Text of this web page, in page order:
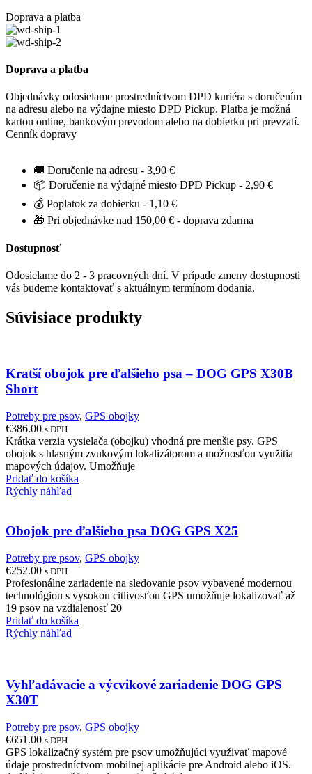
Doprava a platba
Doprava a platba
Objednávky odosielame prostredníctvom DPD kuriéra s doručením
na adresu alebo na výdajne miesto DPD Pickup. Platba je možná
kartou online, bankovým prevodom alebo na dobierku pri prevzatí.
Cenník dopravy
🚚 Doručenie na adresu - 3,90 €
📦 Doručenie na výdajné miesto DPD Pickup - 2,90 €
💰 Poplatok za dobierku - 1,10 €
🎁 Pri objednávke nad 150,00 € - doprava zdarma
Dostupnosť
Odosielame do 2 - 3 pracovných dní. V prípade zmeny dostupnosti
vás budeme kontaktovať s aktuálnym termínom dodania.
Súvisiace produkty
Kratší obojok pre ďalšieho psa – DOG GPS X30B
Short
Potreby pre psov, GPS obojky
€386.00 s DPH
Krátka verzia vysielača (obojku) vhodná pre menšie psy. GPS
obojok s hlasným zvukovým lokalizátorom a možnosťou využitia
mapových údajov. Umožňuje
Pridať do košíka
Rýchly náhľad
Obojok pre ďalšieho psa DOG GPS X25
Potreby pre psov, GPS obojky
€252.00 s DPH
Profesionálne zariadenie na sledovanie psov vybavené modernou
technológiou s vysokou citlivosťou GPS umožňuje lokalizovať až
19 psov na vzdialenosť 20
Pridať do košíka
Rýchly náhľad
Vyhľadávacie a výcvikové zariadenie DOG GPS
X30T
Potreby pre psov, GPS obojky
€651.00 s DPH
GPS lokalizačný systém pre psov umožňujúci využivať mapové
údaje prostredníctvom mobilnej aplikácie pre Android alebo iOS.